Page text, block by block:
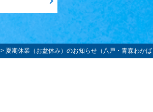
> 夏期休業（お盆休み）のお知らせ（八戸・青森わか